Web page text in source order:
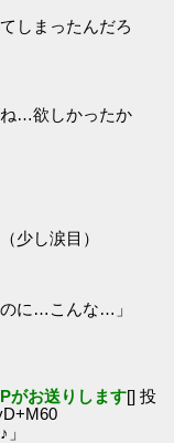
しまったんだろ
…欲しかったか
し涙目）
に…こんな…」
がお送りします[] 投